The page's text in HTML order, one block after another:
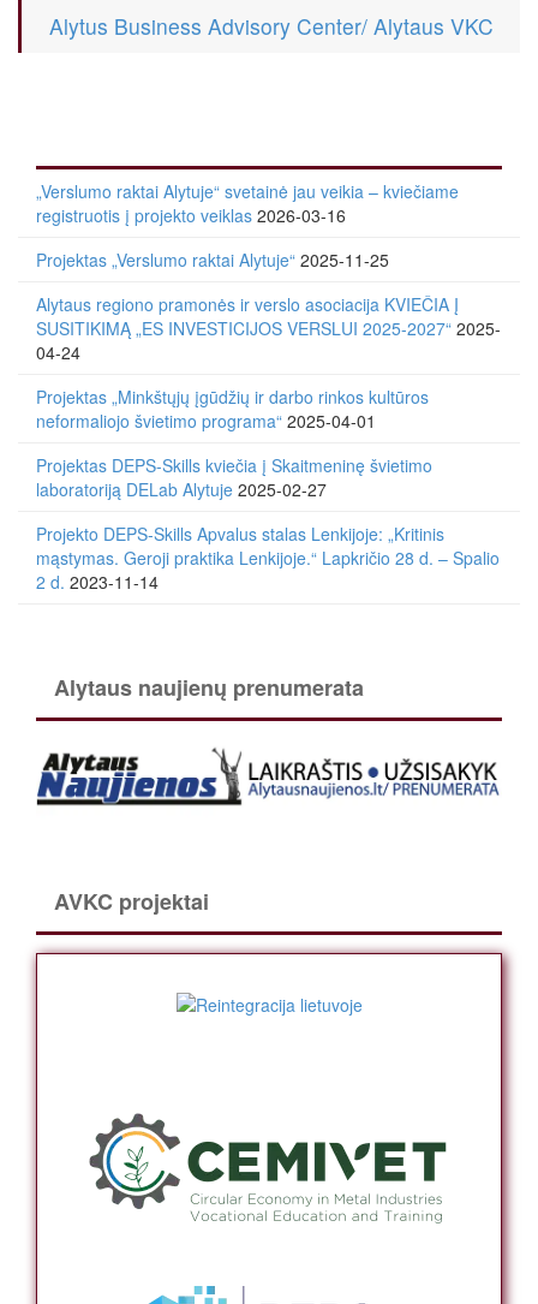
Alytus Business Advisory Center/ Alytaus VKC
„Verslumo raktai Alytuje“ svetainė jau veikia – kviečiame
registruotis į projekto veiklas 2026-03-16
Projektas „Verslumo raktai Alytuje“ 2025-11-25
Alytaus regiono pramonės ir verslo asociacija KVIEČIA Į
SUSITIKIMĄ „ES INVESTICIJOS VERSLUI 2025-2027“ 2025-
04-24
Projektas „Minkštųjų įgūdžių ir darbo rinkos kultūros
neformaliojo švietimo programa“ 2025-04-01
Projektas DEPS-Skills kviečia į Skaitmeninę švietimo
laboratoriją DELab Alytuje 2025-02-27
Projekto DEPS-Skills Apvalus stalas Lenkijoje: „Kritinis
mąstymas. Geroji praktika Lenkijoje.“ Lapkričio 28 d. – Spalio
2 d. 2023-11-14
Alytaus naujienų prenumerata
AVKC projektai